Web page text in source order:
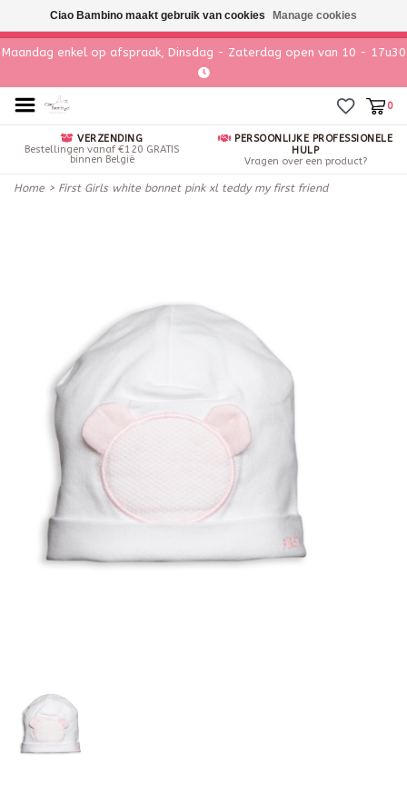
Maandag enkel op afspraak, Dinsdag - Zaterdag open van 10 - 17u30
0
VERZENDING
Bestellingen vanaf €120 GRATIS
binnen België
PERSOONLIJKE PROFESSIONELE
HULP
Vragen over een product?
Home > First Girls white bonnet pink xl teddy my first friend
Ciao Bambino maakt gebruik van cookies Manage cookies